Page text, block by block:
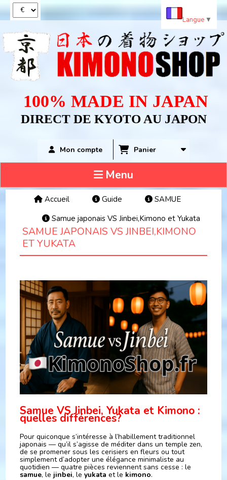
100% MADE IN JAPAN
DIRECT DE KYOTO AU JAPON
Mon compte Panier
Menu
Accueil Guide
SAMUE
Samue japonais VS Jinbei,Kimono et Yukata
SAMUE JAPONAIS VS JINBEI,KIMONO
ET YUKATA
Samue VS Jinbei, Yukata et Kimono :
quelles différences?
Pour quiconque s’intéresse à l’habillement traditionnel
japonais — qu’il s’agisse de méditer dans un temple zen,
de se promener sous les cerisiers en fleurs ou tout
simplement d’adopter une élégance minimaliste au
quotidien — quatre pièces reviennent sans cesse : le
samue, le jinbei, leyukata et le kimono.
Langue ▼
Panneau de gestion des cookies